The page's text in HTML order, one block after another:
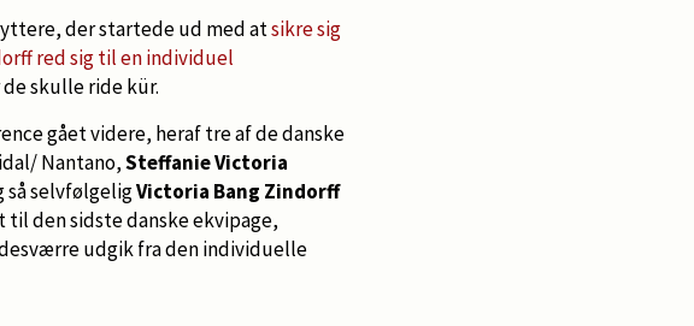
der startede ud med atsikre sig
red sig til en individuel
de skulle ride kür.
gået videre, heraf tre af de danske
Nantano,Steffanie Victoria
så selvfølgeligVictoria Bang Zindorff
til den sidste danske ekvipage,
desværre udgik fra den individuelle